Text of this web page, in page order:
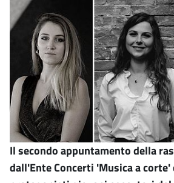
Il secondo appuntamento della
dall'Ente Concerti 'Musica a corte'